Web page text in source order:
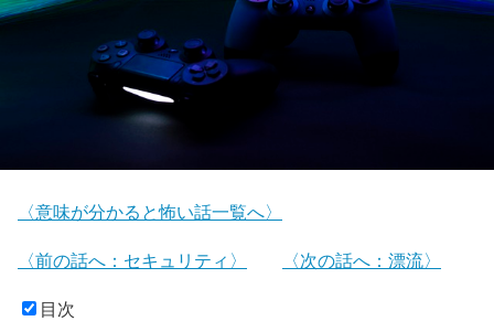
〈意味が分かると怖い話一覧へ〉
〈前の話へ：セキュリティ〉 〈次の話へ：漂流〉
目次